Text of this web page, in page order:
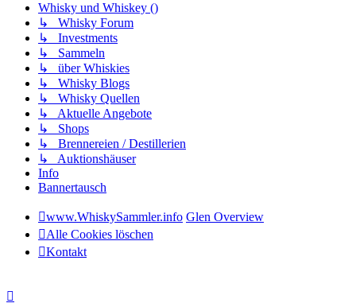
Whisky und Whiskey ()
↳ Whisky Forum
↳ Investments
↳ Sammeln
↳ über Whiskies
↳ Whisky Blogs
↳ Whisky Quellen
↳ Aktuelle Angebote
↳ Shops
↳ Brennereien / Destillerien
↳ Auktionshäuser
Info
Bannertausch
www.WhiskySammler.info Glen Overview
Alle Cookies löschen
Kontakt